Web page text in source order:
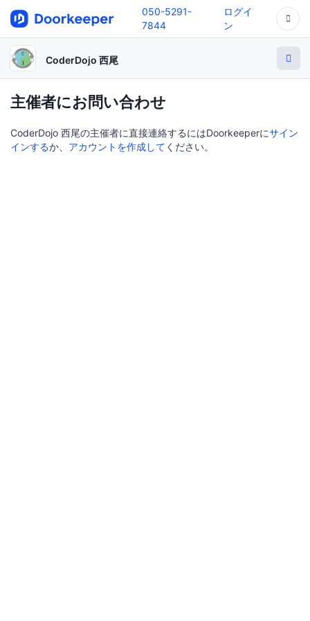
050-5291-
7844
ログイ
ン
CoderDojo 西尾
主催者にお問い合わせ
CoderDojo 西尾の主催者に直接連絡するにはDoorkeeperにサイン
インするか、 アカウントを作成して ください。